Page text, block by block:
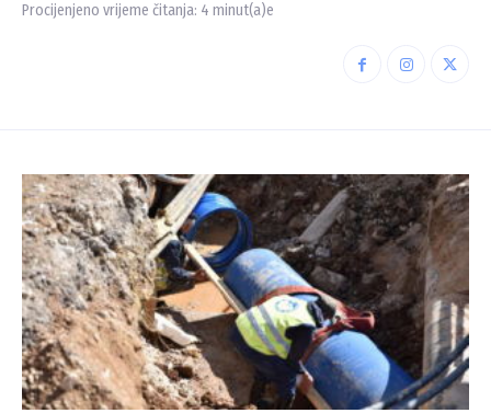
Procijenjeno vrijeme čitanja: 4 minut(a)e